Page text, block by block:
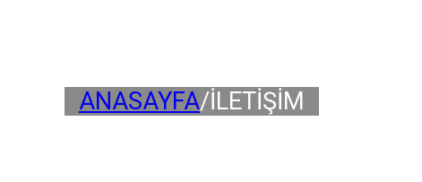
ANASAYFA/İLETİŞİM